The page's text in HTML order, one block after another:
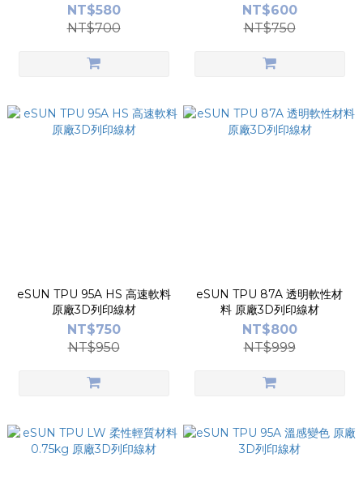
NT$580
NT$700
NT$600
NT$750
eSUN TPU 95A HS 高速軟料
原廠3D列印線材
NT$750
NT$950
eSUN TPU 87A 透明軟性材
料 原廠3D列印線材
NT$800
NT$999